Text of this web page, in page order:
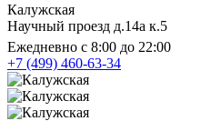
Калужская
Научный проезд д.14а к.5
Ежедневно с 8:00 до 22:00
+7 (499) 460-63-34